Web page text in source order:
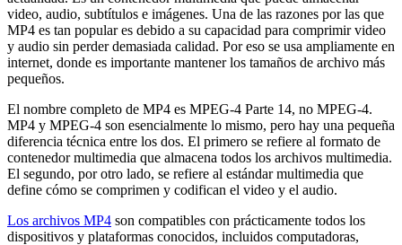
video, audio, subtítulos e imágenes. Una de las razones por las que
MP4 es tan popular es debido a su capacidad para comprimir video
y audio sin perder demasiada calidad. Por eso se usa ampliamente en
internet, donde es importante mantener los tamaños de archivo más
pequeños.
El nombre completo de MP4 es MPEG-4 Parte 14, no MPEG-4.
MP4 y MPEG-4 son esencialmente lo mismo, pero hay una pequeña
diferencia técnica entre los dos. El primero se refiere al formato de
contenedor multimedia que almacena todos los archivos multimedia.
El segundo, por otro lado, se refiere al estándar multimedia que
define cómo se comprimen y codifican el video y el audio.
Los archivos MP4 son compatibles con prácticamente todos los
dispositivos y plataformas conocidos, incluidos computadoras,